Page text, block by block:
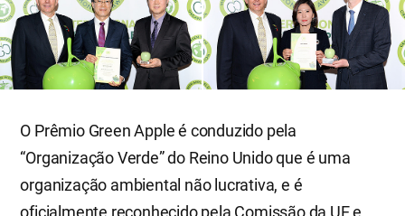
O Prêmio Green Apple é conduzido pela
“Organização Verde” do Reino Unido que é uma
organização ambiental não lucrativa, e é
oficialmente reconhecido pela Comissão da UE e